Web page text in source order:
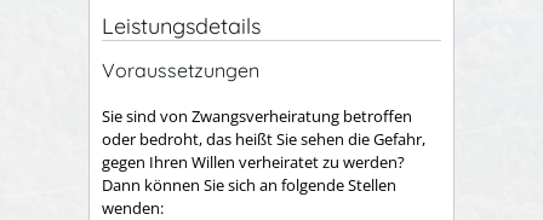
Leistungsdetails
Voraussetzungen
Sie sind von Zwangsverheiratung betroffen
oder bedroht, das heißt Sie sehen die Gefahr,
gegen Ihren Willen verheiratet zu werden?
Dann können Sie sich an folgende Stellen
wenden: